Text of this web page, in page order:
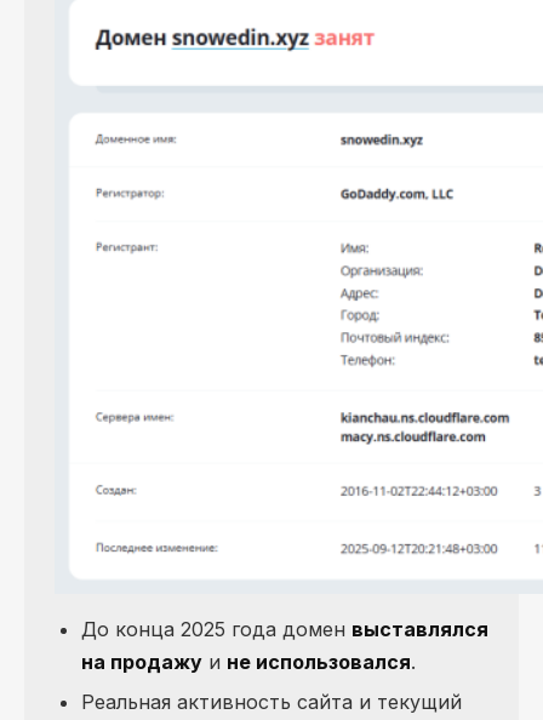
До конца 2025 года домен выставлялся
на продажу и не использовался.
Реальная активность сайта и текущий